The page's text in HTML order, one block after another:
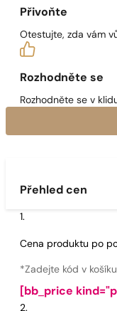
Přivoňte
Otestujte, zda vám
Rozhodněte se
Rozhodněte se v
Přehled cen
Cena produktu po
*Zadejte kód v
[bb_price